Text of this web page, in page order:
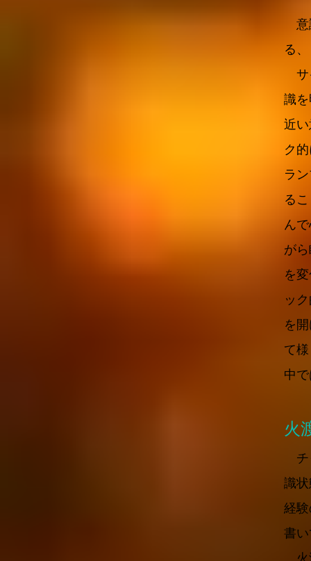
意
る
サ
識
近
ク
ラ
る
ん
が
を
ッ
を
て
中
火
チ
識
経
書
火